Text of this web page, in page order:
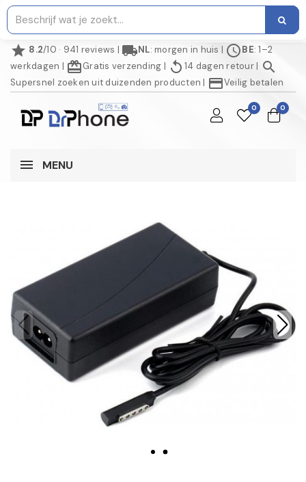
star 8.2/10 · 941 reviews | local_shippingNL: morgen in huis | scheduleBE: 1–2
werkdagen | redeemGratis verzending | replay 14 dagen retour| search
Supersnel zoeken uit duizenden producten | credit_cardVeilig betalen
0 0
MENU